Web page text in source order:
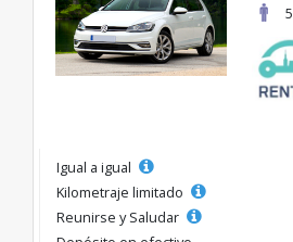
5
Igual a igual
Kilometraje limitado
Reunirse y Saludar